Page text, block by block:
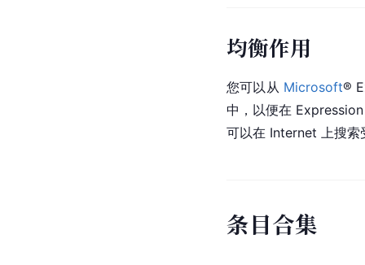
均衡作用
您可以从 Microsoft®
中，以便在
可以在 Internet 上搜索
条目合集